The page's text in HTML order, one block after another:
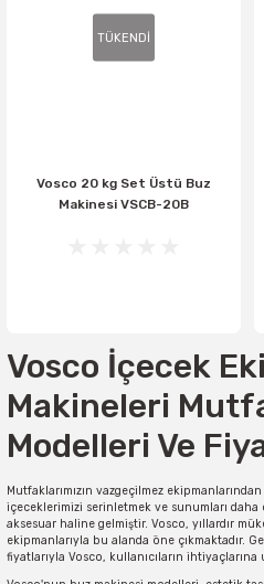
TÜKENDİ
Vosco 20 kg Set Üstü Buz
Makinesi VSCB-20B
Vosco İçecek
Makineleri
Modelleri Ve
Mutfaklarımızın vazgeçilmez
içeceklerimizi serinletmek ve sunumları
aksesuar haline gelmiştir. Vosco, yıllardır
ekipmanlarıyla bu alanda öne çıkmaktadır.
fiyatlarıyla Vosco, kullanıcıların